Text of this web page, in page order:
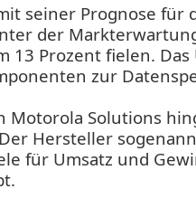
seiner Prognose für
der
13 Prozent fielen.
zur
Motorola Solutions
Hersteller
für Umsatz und